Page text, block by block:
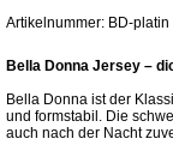
Artikelnummer: BD-platin
Bella Donna Jersey –
Bella Donna ist der
und formstabil. Die
auch nach der Nacht